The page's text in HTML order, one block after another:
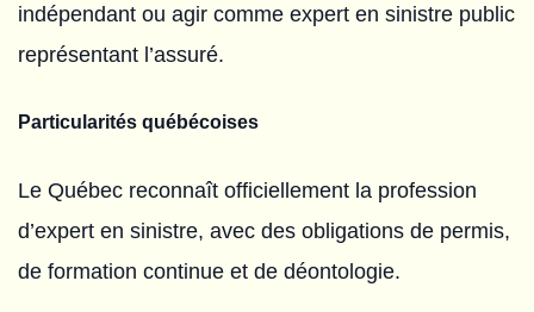
indépendant ou agir comme expert en sinistre public
représentant l’assuré.
Particularités québécoises
Le Québec reconnaît officiellement la profession
d’expert en sinistre, avec des obligations de permis,
de formation continue et de déontologie.